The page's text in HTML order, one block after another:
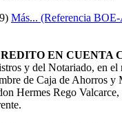
Más... (Referencia
EN CUENTA
y del Notariado, en
de Caja de Ahorros
Hermes Rego